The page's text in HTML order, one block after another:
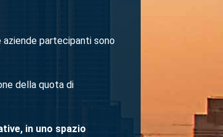
aziende partecipanti sono
della quota di
in uno spazio